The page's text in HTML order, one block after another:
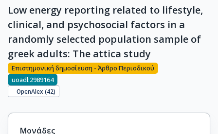
Low energy reporting related to lifestyle,
clinical, and psychosocial factors in a
randomly selected population sample of
greek adults: The attica study
Επιστημονική δημοσίευση - Άρθρο Περιοδικού
uoadl:2989164
OpenAlex (42)
Μονάδες